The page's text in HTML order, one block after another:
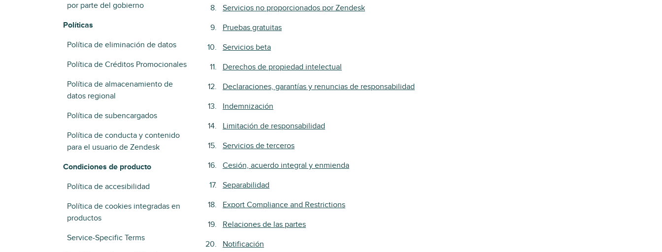
por parte del gobierno
Políticas
Política de eliminación de datos
Política de Créditos Promocionales
Política de almacenamiento de
datos regional
Política de subencargados
Política de conducta y contenido
para el usuario de Zendesk
Condiciones de producto
Política de accesibilidad
Política de cookies integradas en
productos
Service-Specific Terms
Servicios no proporcionados por Zendesk
Pruebas gratuitas
Servicios beta
Derechos de propiedad intelectual
Declaraciones, garantías y renuncias de responsabilidad
Indemnización
Limitación de responsabilidad
Servicios de terceros
Cesión, acuerdo integral y enmienda
Separabilidad
Export Compliance and Restrictions
Relaciones de las partes
Notificación